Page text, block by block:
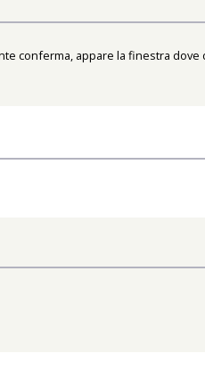
conferma, appare la finestra